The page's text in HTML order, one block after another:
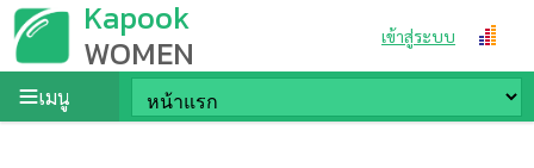
Kapook
WOMEN เข้าสู่ระบบ
เมนู